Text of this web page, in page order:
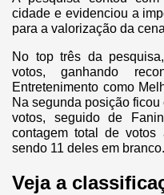
cidade e evidenciou a
para a valorização da
No top três da
votos, ganhando
Entretenimento como
Na segunda posição
votos, seguido de
contagem total de votos
sendo 11 deles em branco.
Veja a